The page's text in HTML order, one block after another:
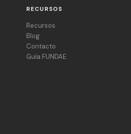
RECURSOS
Recursos
Blog
Contacto
Guía FUNDAE